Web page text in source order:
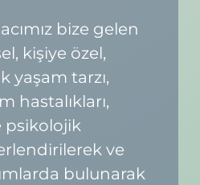
bize gelen
kişiye özel,
yaşam tarzı,
hastalıkları,
psikolojik
ve
bulunarak